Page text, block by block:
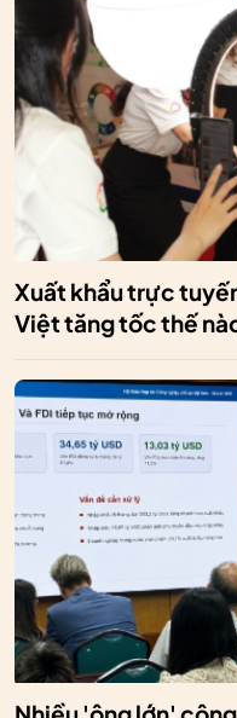
Xuất khẩu trực
Việt tăng tốc thế